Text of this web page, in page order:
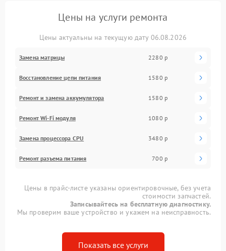
Цены на услуги ремонта
Цены актуальны на текущую дату 06.08.2026
Замена матрицы 2280 р
Восстановление цепи питания 1580 р
Ремонт и замена аккумулятора 1580 р
Ремонт Wi-Fi модуля 1080 р
Замена процессора CPU 3480 р
Ремонт разъема питания 700 р
Цены в прайс-листе указаны ориентировочные, без учета
стоимости запчастей.
Записывайтесь на бесплатную диагностику.
Мы проверим ваше устройство и укажем на неисправность.
Показать все услуги